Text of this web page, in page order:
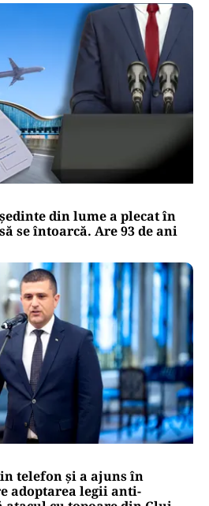
din lume a plecat în
se întoarcă. Are 93 de ani
telefon și a ajuns în
adoptarea legii anti-